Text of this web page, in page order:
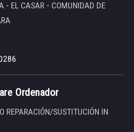
- EL CASAR - COMUNIDAD DE
Ordenador
REPARACIÓN/SUSTITUCIÓN IN